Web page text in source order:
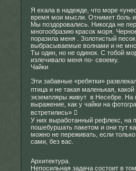
Я ехала в надежде, что море
время мои мысли. Отнимет боль
Мы поздоровались. Никогда не
многообразию красок моря.
поразила меня . Золотистый
выбрасываемые волнами и не
Ты один, но не одинок. С тобой
излечивало меня по- своему.
Чайки
Эти забавные «ребятки»
птица и не такая маленькая,
экземпляры живут в Несебре.
выражение, как у чайки на
встретились» 
У них выработанный рефлекс, на
пошебуршать пакетом и они тут
можно не переживать, если
сами, без вас.
Архитектура.
Непосильная задача состоит в